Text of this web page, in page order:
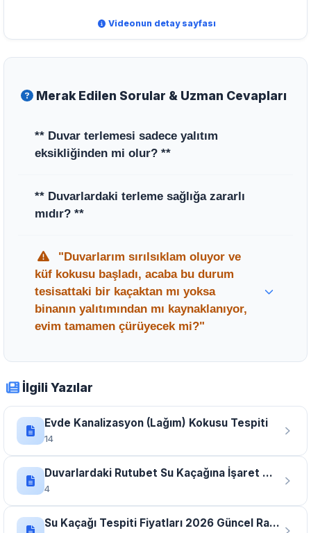
Videonun detay sayfası
Merak Edilen Sorular & Uzman Cevapları
** Duvar terlemesi sadece yalıtım
eksikliğinden mi olur? **
sızıntılar veya peteklerin verimsiz çalışması
** Duvarlardaki terleme sağlığa zararlı
mıdır? **
bakteri oluşumuna zemin hazırlayarak astım
ve alerji gibi solunum yolu rahatsızlıklarını
tetikleyebilir.
küf kokusu başladı, acaba bu durum
tesisattaki bir kaçaktan mı yoksa
binanın yalıtımından mı kaynaklanıyor,
evim tamamen çürüyecek mi?"
adresinize gelerek teknolojik cihazlarla
sorunun kaynağını net bir şekilde belirliyor;
eğer sorun tesisat sızıntısıysa kırmadan
onarıyor, yalıtım kaynaklıysa size en kalıcı
çözüm yolunu sunarak evinizi nemden
kurtarıyoruz.
İlgili Yazılar
Evde Kanalizasyon (Lağım) Kokusu Tespiti
14
Duvarlardaki Rutubet Su Kaçağına İşaret midir?
4
Su Kaçağı Tespiti Fiyatları 2026 Güncel Rakamlar